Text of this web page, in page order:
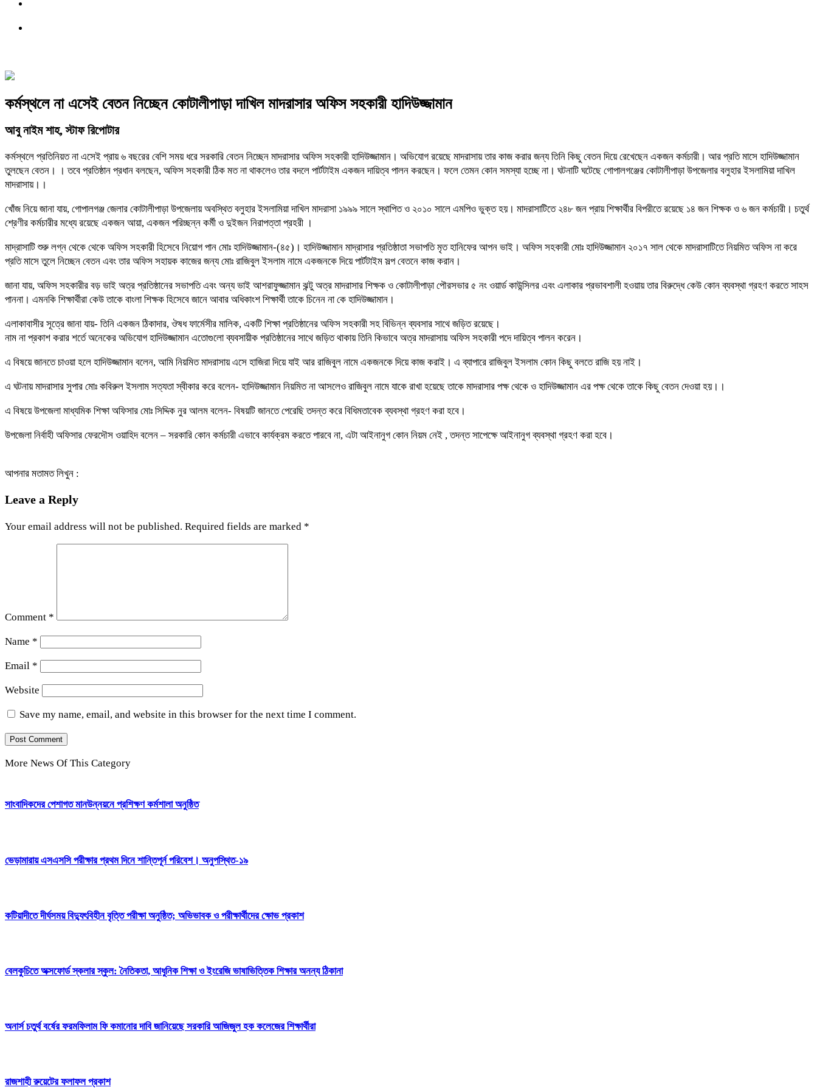
কর্মস্থলে না এসেই বেতন নিচ্ছেন কোটালীপাড়া দাখিল মাদরাসার অফিস সহকারী হাদিউজ্জামান
আবু নাইম শাহ, স্টাফ রিপোটার
কর্মস্থলে প্রতিনিয়ত না এসেই প্রায় ৬ বছরের বেশি সময় ধরে সরকারি বেতন নিচ্ছেন মাদরাসার অফিস সহকারী হাদিউজ্জামান। অভিযোগ রয়েছে মাদরাসায় তার কাজ করার জন্য তিনি কিছু বেতন দিয়ে রেখেছেন একজন কর্মচারী। আর প্রতি মাসে হাদিউজ্জামান
তুলছেন বেতন। । তবে প্রতিষ্ঠান প্রধান বলছেন, অফিস সহকারী ঠিক মত না থাকলেও তার বদলে পার্টটাইম একজন দায়িত্ব পালন করছেন। ফলে তেমন কোন সমস্যা হচ্ছে না। ঘটনাটি ঘটেছে গোপালগঞ্জের কোটালীপাড়া উপজেলার বলুহার ইসলামিয়া দাখিল
মাদরাসায়।।
খোঁজ নিয়ে জানা যায়, গোপালগঞ্জ জেলার কোটালীপাড়া উপজেলায় অবস্থিত বলুহার ইসলামিয়া দাখিল মাদরাসা ১৯৯৯ সালে স্থাপিত ও ২০১০ সালে এমপিও ভুক্ত হয়। মাদরাসাটিতে ২৪৮ জন প্রায় শিক্ষার্থীর বিপরীতে রয়েছে ১৪ জন শিক্ষক ও ৬ জন কর্মচারী। চতুর্থ
শ্রেণীর কর্মচারীর মধ্যে রয়েছে একজন আয়া, একজন পরিচ্ছন্ন কর্মী ও দুইজন নিরাপত্তা প্রহরী ।
মাদ্রাসাটি শুরু লগ্ন থেকে থেকে অফিস সহকারী হিসেবে নিয়োগ পান মোঃ হাদিউজ্জামান-(৪৫)। হাদিউজ্জামান মাদ্রাসার প্রতিষ্ঠাতা সভাপতি মৃত হানিফের আপন ভাই। অফিস সহকারী মোঃ হাদিউজ্জামান ২০১৭ সাল থেকে মাদরাসাটিতে নিয়মিত অফিস না করে
প্রতি মাসে তুলে নিচ্ছেন বেতন এবং তার অফিস সহায়ক কাজের জন্য মোঃ রাজিবুল ইসলাম নামে একজনকে দিয়ে পার্টটাইম সল্প বেতনে কাজ করান।
জানা যায়, অফিস সহকারীর বড় ভাই অত্র প্রতিষ্ঠানের সভাপতি এবং অন্য ভাই আশরাফুজ্জামান ঝন্টু অত্র মাদরাসার শিক্ষক ও কোটালীপাড়া পৌরসভার ৫ নং ওয়ার্ড কাউন্সিলর এবং এলাকার প্রভাবশালী হওয়ায় তার বিরুদ্ধে কেউ কোন ব্যবস্থা গ্রহণ করতে সাহস
পাননা। এমনকি শিক্ষার্থীরা কেউ তাকে বাংলা শিক্ষক হিসেবে জানে আবার অধিকাংশ শিক্ষার্থী তাকে চিনেন না কে হাদিউজ্জামান।
এলাকাবাসীর সূত্রে জানা যায়- তিনি একজন ঠিকাদার, ঔষধ ফার্মেসীর মালিক, একটি শিক্ষা প্রতিষ্ঠানের অফিস সহকারী সহ বিভিন্ন ব্যবসার সাথে জড়িত রয়েছে।
নাম না প্রকাশ করার শর্তে অনেকের অভিযোগ হাদিউজ্জামান এতোগুলো ব্যবসায়ীক প্রতিষ্ঠানের সাথে জড়িত থাকায় তিনি কিভাবে অত্র মাদরাসায় অফিস সহকারী পদে দায়িত্ব পালন করেন।
এ বিষয়ে জানতে চাওয়া হলে হাদিউজ্জামান বলেন, আমি নিয়মিত মাদরাসায় এসে হাজিরা দিয়ে যাই আর রাজিবুল নামে একজনকে দিয়ে কাজ করাই। এ ব্যাপারে রাজিবুল ইসলাম কোন কিছু বলতে রাজি হয় নাই।
এ ঘটনায় মাদরাসার সুপার মোঃ কবিরুল ইসলাম সত্যতা স্বীকার করে বলেন- হাদিউজ্জামান নিয়মিত না আসলেও রাজিবুল নামে যাকে রাখা হয়েছে তাকে মাদরাসার পক্ষ থেকে ও হাদিউজ্জামান এর পক্ষ থেকে তাকে কিছু বেতন দেওয়া হয়।।
এ বিষয়ে উপজেলা মাধ্যমিক শিক্ষা অফিসার মোঃ সিদ্দিক নুর আলম বলেন- বিষয়টি জানতে পেরেছি তদন্ত করে বিধিমতাবেক ব্যবস্থা গ্রহণ করা হবে।
উপজেলা নির্বাহী অফিসার ফেরদৌস ওয়াহিদ বলেন – সরকারি কোন কর্মচারী এভাবে কার্যক্রম করতে পারবে না, এটা আইনানুগ কোন নিয়ম নেই , তদন্ত সাপেক্ষে আইনানুগ ব্যবস্থা গ্রহণ করা হবে।
আপনার মতামত লিখুন :
Leave a Reply
Your email address will not be published. Required fields are marked *
Comment *
Name *
Email *
Website
Save my name, email, and website in this browser for the next time I comment.
More News Of This Category
সাংবাদিকদের পেশাগত মানউন্নয়নে প্রশিক্ষণ কর্মশালা অনুষ্ঠিত
ভেড়ামারায় এসএসসি পরীক্ষার প্রথম দিনে শান্তিপূর্ন পরিবেশ। অনুপস্থিত-১৯
কটিয়াদীতে দীর্ঘসময় বিদ্যুৎবিহীন বৃত্তি পরীক্ষা অনুষ্ঠিত; অভিভাবক ও পরীক্ষার্থীদের ক্ষোভ প্রকাশ
বেলকুচিতে অক্সফোর্ড স্কলার স্কুল: নৈতিকতা, আধুনিক শিক্ষা ও ইংরেজি ভাষাভিত্তিক শিক্ষার অনন্য ঠিকানা
অনার্স চতুর্থ বর্ষের ফরমফিলাম ফি কমানোর দাবি জানিয়েছে সরকারি আজিজুল হক কলেজের শিক্ষার্থীরা
রাজশাহী রুয়েটের ফলাফল প্রকাশ